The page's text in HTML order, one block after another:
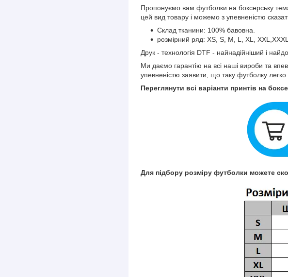
Пропонуємо вам футболки на боксерську
цей вид товару і можемо з упевненістю
Склад тканини: 100% бавовна.
розмірний ряд: XS, S, M, L, XL, XXL,XXXL.
Друк - технологія DTF - найнадійніший і
Ми даємо гарантію на всі наші вироби та
упевненістю заявити, що таку футболку
Переглянути всі варіанти принтів на
Для підбору розміру футболки можете